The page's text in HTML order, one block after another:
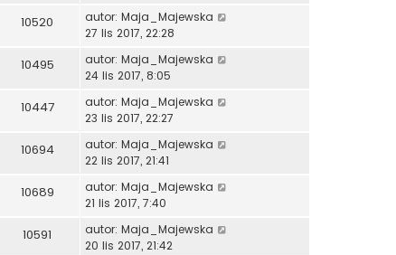
10520 autor: Maja_Majewska
27 lis 2017, 22:28
10495 autor: Maja_Majewska
24 lis 2017, 8:05
10447 autor: Maja_Majewska
23 lis 2017, 22:27
10694 autor: Maja_Majewska
22 lis 2017, 21:41
10689 autor: Maja_Majewska
21 lis 2017, 7:40
10591 autor: Maja_Majewska
20 lis 2017, 21:42